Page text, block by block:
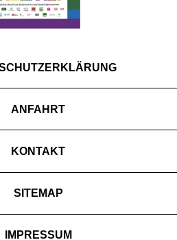
ANFAHRT
KONTAKT
SITEMAP
IMPRESSUM